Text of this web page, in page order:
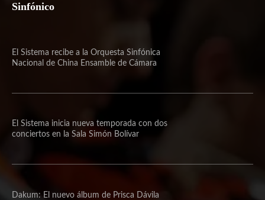
Sinfónico
El Sistema recibe a la Orquesta Sinfónica
Nacional de China Ensamble de Cámara
El Sistema inicia nueva temporada con dos
conciertos en la Sala Simón Bolívar
Dakum: El nuevo álbum de Prisca Dávila